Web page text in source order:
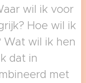
wil ik voor
Hoe wil ik
Wat wil ik hen
dat in
met